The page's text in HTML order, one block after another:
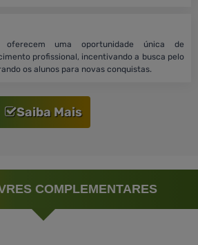
oferecem uma oportunidade única de
profissional, incentivando a busca pelo
os alunos para novas conquistas.
Saiba Mais
COMPLEMENTARES